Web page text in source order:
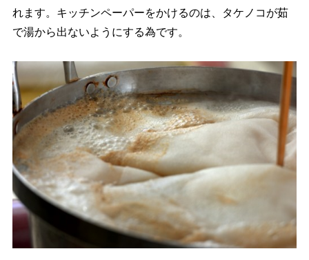
れます。キッチンペーパーをかけるのは、タケノコが茹
で湯から出ないようにする為です。